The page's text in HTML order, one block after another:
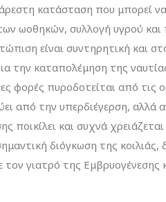
κατάσταση που μπορεί
ωοθηκών, συλλογή υγρού και
είναι συντηρητική και
την καταπολέμηση της
φορές πυροδοτείται από τις
από την υπερδιέγερση, αλλά
και συχνά
διόγκωση της κοιλιάς,
γιατρό της Εμβρυογένεσης